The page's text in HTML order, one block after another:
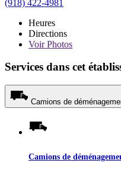
(918) 422-4981
Heures
Directions
VoirPhotos
Services dans cet
Camions de
Camions de